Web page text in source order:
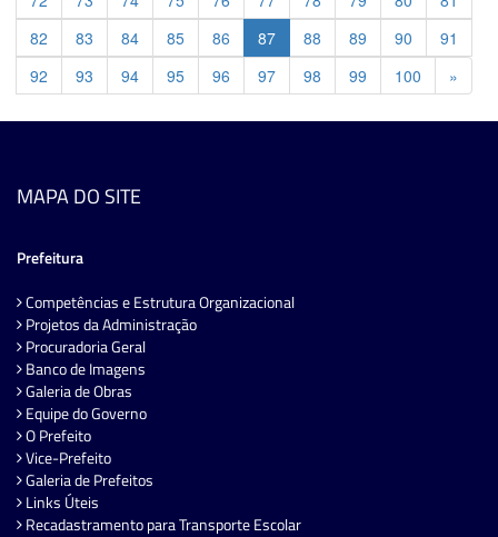
82
83 84 85 86 87 88 89 90
91
92
93 94 95 96 97 98 99 100 »
MAPA DO SITE
Prefeitura
Competências e Estrutura Organizacional
Projetos da Administração
Procuradoria Geral
Banco de Imagens
Galeria de Obras
Equipe do Governo
O Prefeito
Vice-Prefeito
Galeria de Prefeitos
Links Úteis
Recadastramento para Transporte Escolar